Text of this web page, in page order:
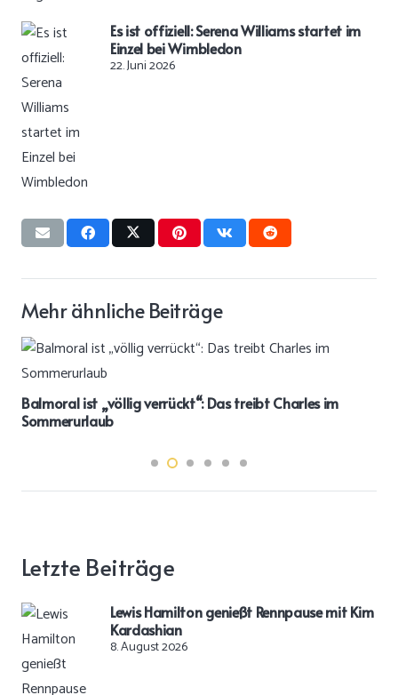
Es ist offiziell: Serena Williams startet im
Einzel bei Wimbledon
22. Juni 2026
Mehr ähnliche Beiträge
Balmoral ist „völlig verrückt“: Das treibt Charles im
Sommerurlaub
Letzte Beiträge
Lewis Hamilton genießt Rennpause mit Kim
Kardashian
8. August 2026